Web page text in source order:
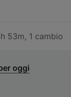
53m, 1 cambio
oggi